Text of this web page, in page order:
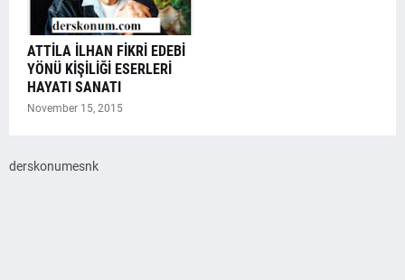
ATTİLA İLHAN FİKRİ EDEBİ
YÖNÜ KİŞİLİĞİ ESERLERİ
HAYATI SANATI
November 15, 2015
derskonumesnk